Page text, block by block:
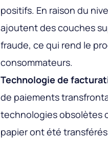
positifs. En raison du
ajoutent des couches
fraude, ce qui rend le
consommateurs.
Technologie de
de paiements
technologies obsolètes
papier ont été